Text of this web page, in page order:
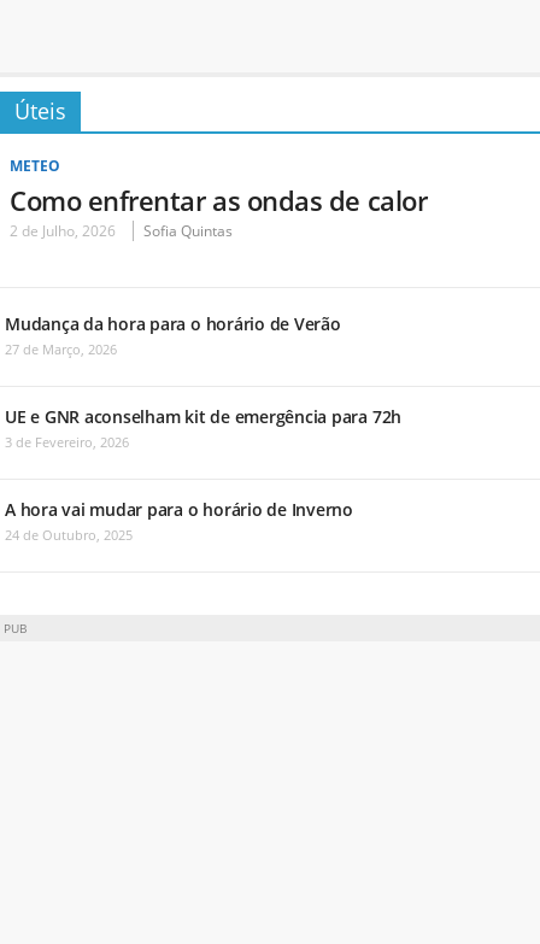
Úteis
METEO
Como enfrentar as ondas de calor
2 de Julho, 2026 Sofia Quintas
Mudança da hora para o horário de Verão
27 de Março, 2026
UE e GNR aconselham kit de emergência para 72h
3 de Fevereiro, 2026
A hora vai mudar para o horário de Inverno
24 de Outubro, 2025
PUB